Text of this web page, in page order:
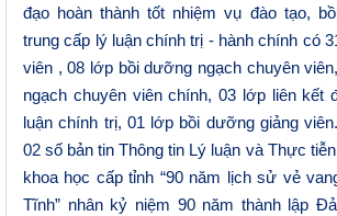
đạo hoàn thành tốt nhiệm vụ đào tạo,
trung cấp lý luận chính trị - hành chính có
viên , 08 lớp bồi dưỡng ngạch chuyên
ngạch chuyên viên chính, 03 lớp liên kết
luận chính trị, 01 lớp bồi dưỡng giảng
02 số bản tin Thông tin Lý luận và Thực
khoa học cấp tỉnh “90 năm lịch sử vẻ
Tĩnh” nhân kỷ niệm 90 năm thành lập